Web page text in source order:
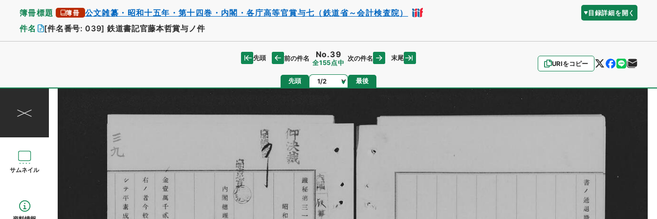
簿冊標題 簿冊 公文雑纂・昭和十五年・第十四巻・内閣・各庁高等官賞与七（鉄道省～会計検査院） 目録詳細を開く
件名 [件名番号: 039] 鉄道書記官藤本哲賞与ノ件
URIをコピー
先頭 前の件名 No.39
全155点中
次の件名 末尾
先頭 ページ 最後
サムネイル